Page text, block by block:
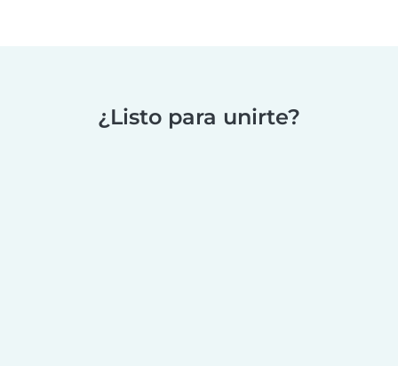
¿Listo para unirte?